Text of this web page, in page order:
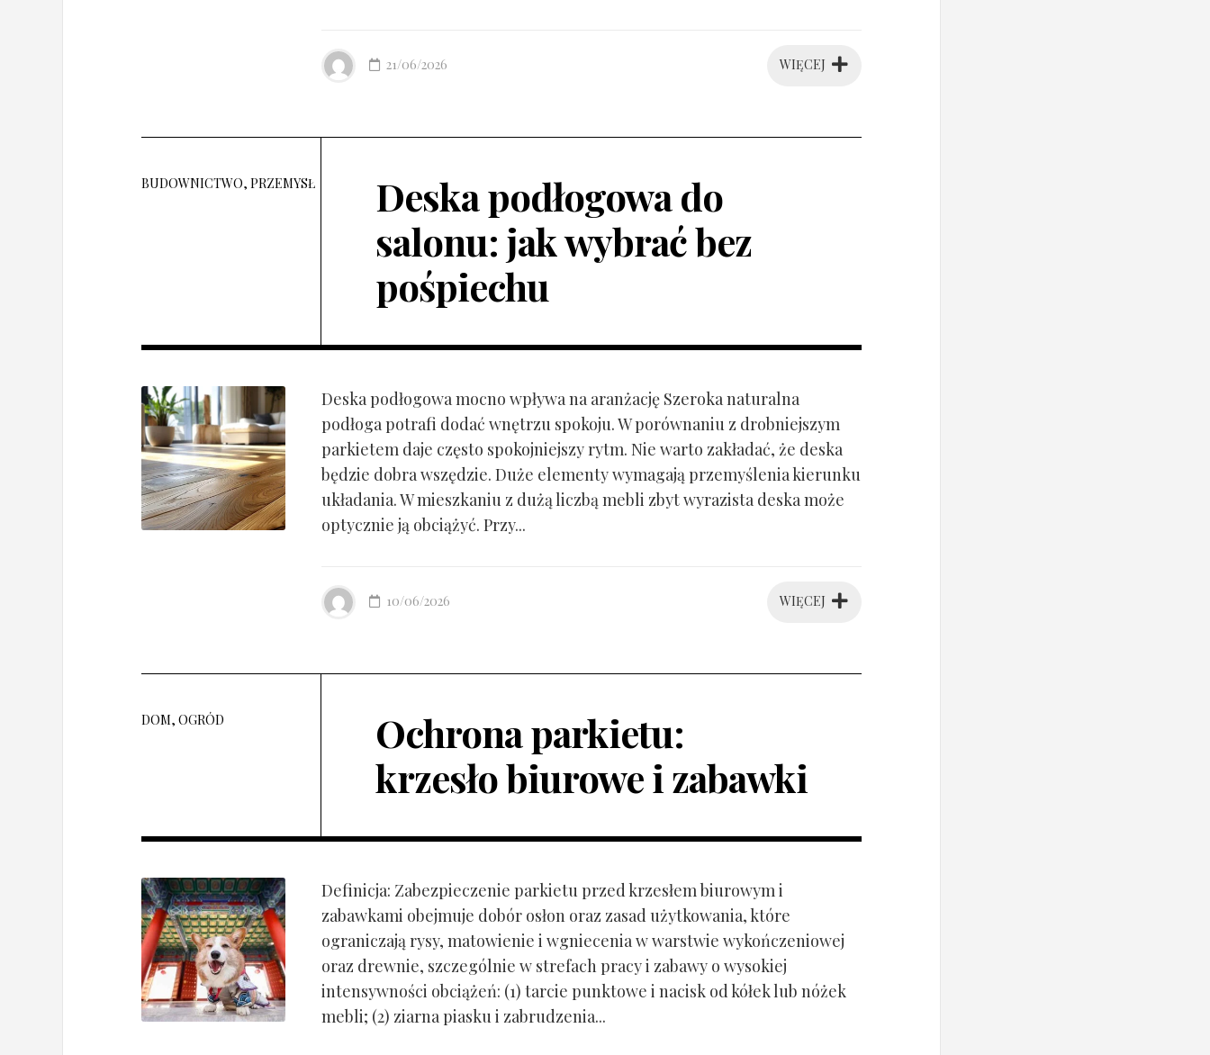
WIĘCEJ
21/06/2026
BUDOWNICTWO, PRZEMYSŁ
Deska podłogowa do
salonu: jak wybrać bez
pośpiechu
Deska podłogowa mocno wpływa na aranżację Szeroka naturalna
podłoga potrafi dodać wnętrzu spokoju. W porównaniu z drobniejszym
parkietem daje często spokojniejszy rytm. Nie warto zakładać, że deska
będzie dobra wszędzie. Duże elementy wymagają przemyślenia kierunku
układania. W mieszkaniu z dużą liczbą mebli zbyt wyrazista deska może
optycznie ją obciążyć. Przy...
WIĘCEJ
10/06/2026
DOM, OGRÓD
Ochrona parkietu:
krzesło biurowe i zabawki
Definicja: Zabezpieczenie parkietu przed krzesłem biurowym i
zabawkami obejmuje dobór osłon oraz zasad użytkowania, które
ograniczają rysy, matowienie i wgniecenia w warstwie wykończeniowej
oraz drewnie, szczególnie w strefach pracy i zabawy o wysokiej
intensywności obciążeń: (1) tarcie punktowe i nacisk od kółek lub nóżek
mebli; (2) ziarna piasku i zabrudzenia...